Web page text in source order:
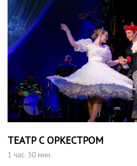
ТЕАТР С ОРКЕСТРОМ
1 час. 30 мин.